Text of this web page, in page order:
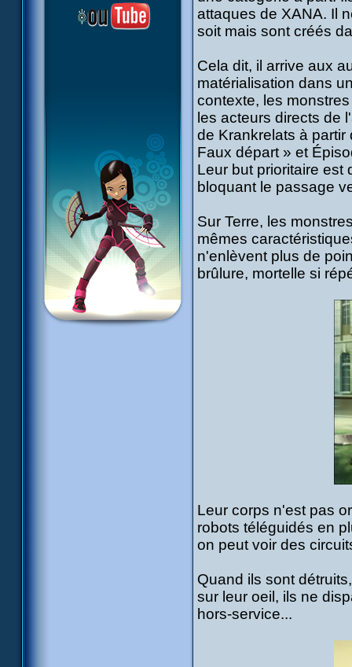
attaques de XANA. Il
soit mais sont créés
Cela dit, il arrive aux
matérialisation dans
contexte, les
les acteurs directs de
de Krankrelats à
Faux départ » et
Leur but prioritaire est
bloquant le passage
Sur Terre, les
mêmes
n'enlèvent plus de
brûlure, mortelle si
Leur corps n'est pas
robots téléguidés en
on peut voir des
Quand ils sont
sur leur oeil, ils ne
hors-service...